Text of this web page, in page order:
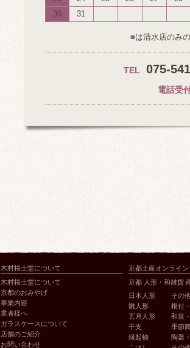
30
31
■は清水店のみ
TEL 075-
電話受
木村桜士堂について
木村桜士堂について
京都のおみやげ
事業内容
業者様へ
ガラスケースについて
店舗のご紹介
お問い合わせ
京都土産オンライ
京都 人形・和雑貨
日本人形
雛人形
五月人形
干支
縁起物
その
根付
和装
季節
陶器